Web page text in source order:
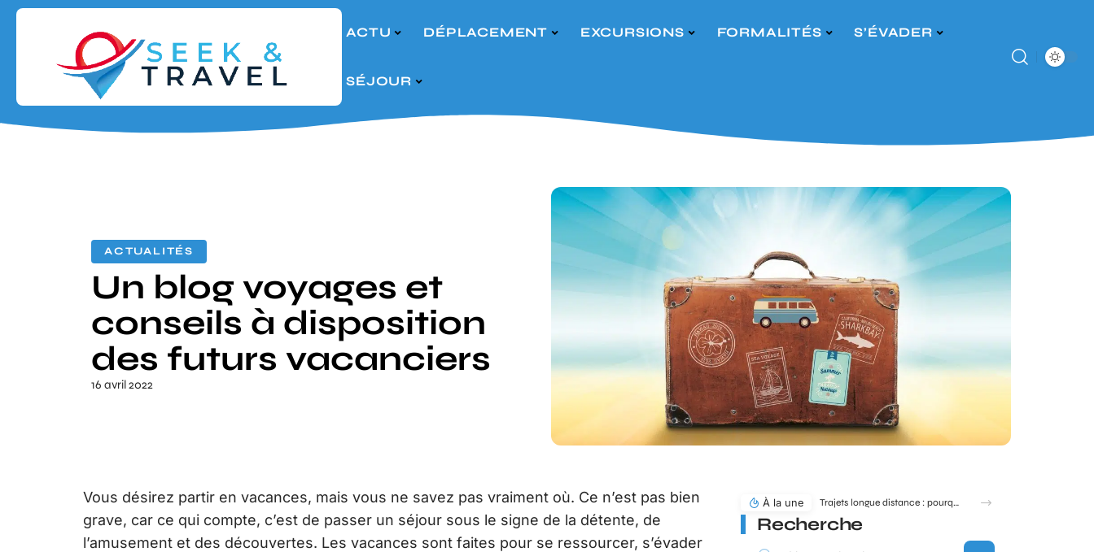
ACTU DÉPLACEMENT EXCURSIONS FORMALITÉS S’ÉVADER
SÉJOUR
ACTUALITÉS
Un blog voyages et
conseils à disposition
des futurs vacanciers
16 avril 2022
Vous désirez partir en vacances, mais vous ne savez pas vraiment où. Ce n’est pas bien
grave, car ce qui compte, c’est de passer un séjour sous le signe de la détente, de
l’amusement et des découvertes. Les vacances sont faites pour se ressourcer, s’évader
À la une Trajets longue distance : pourquoi MICHELIN toute la route reste une référence en 2026 ?
Recherche